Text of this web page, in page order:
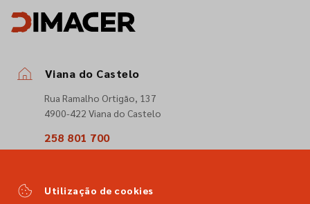
Viana do Castelo
Rua Ramalho Ortigão, 137
4900-422 Viana do Castelo
258 801 700
comercial@dimacer.com
Utilização de cookies